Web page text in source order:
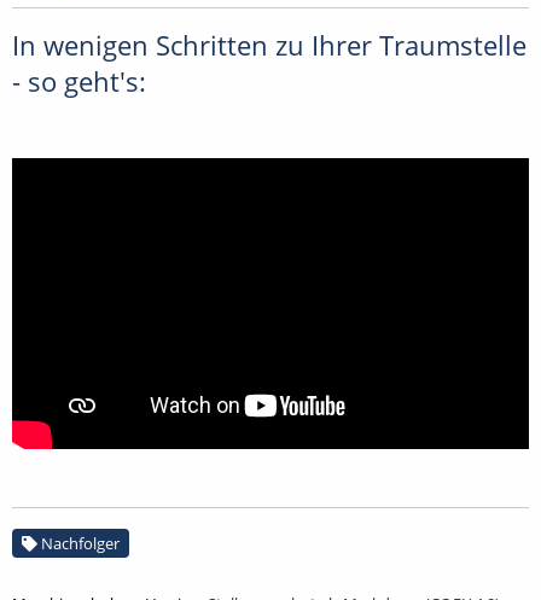
In wenigen Schritten zu Ihrer Traumstelle
- so geht's:
Nachfolger